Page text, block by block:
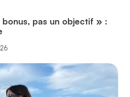
bonus, pas un objectif » :